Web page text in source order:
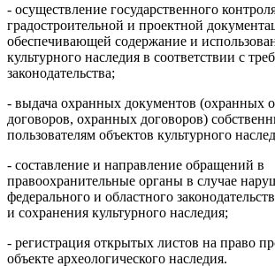
- осуществление государственного
градостроительной и проектной
обеспечивающей содержание и
культурного наследия в соответствии с
законодательства;
- выдача охранных документов (охранных
договоров, охранных договоров)
пользователям объектов культурного
- составление и направление обращений в
правоохранительные органы в случае
федерального и областного
и сохранения культурного наследия;
- регистрация открытых листов на право
объекте археологического наследия.